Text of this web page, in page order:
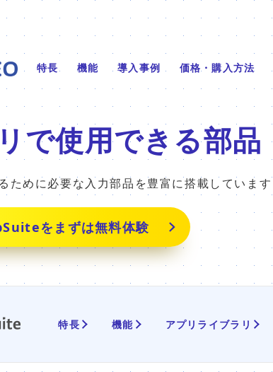
特長 機能 導入事例 価格・購入方法
で使用できる部品
ために必要な入力部品を豊富に搭載しています
をまずは無料体験
特長 機能 アプリライブラリ